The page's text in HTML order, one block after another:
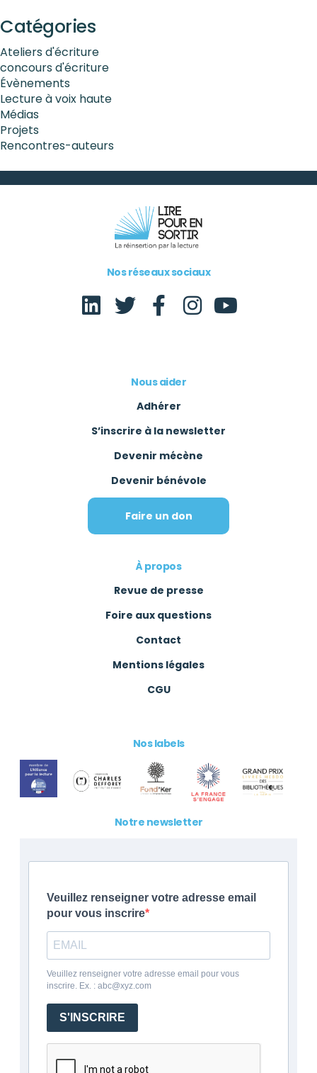
Catégories
Ateliers d'écriture
concours d'écriture
Évènements
Lecture à voix haute
Médias
Projets
Rencontres-auteurs
Nos réseaux sociaux
Nous aider
Adhérer
S’inscrire à la newsletter
Devenir mécène
Devenir bénévole
Faire un don
À propos
Revue de presse
Foire aux questions
Contact
Mentions légales
CGU
Nos labels
Notre newsletter
Veuillez renseigner votre adresse email
pour vous inscrire
Veuillez renseigner votre adresse email pour vous
inscrire. Ex. : abc@xyz.com
S'INSCRIRE